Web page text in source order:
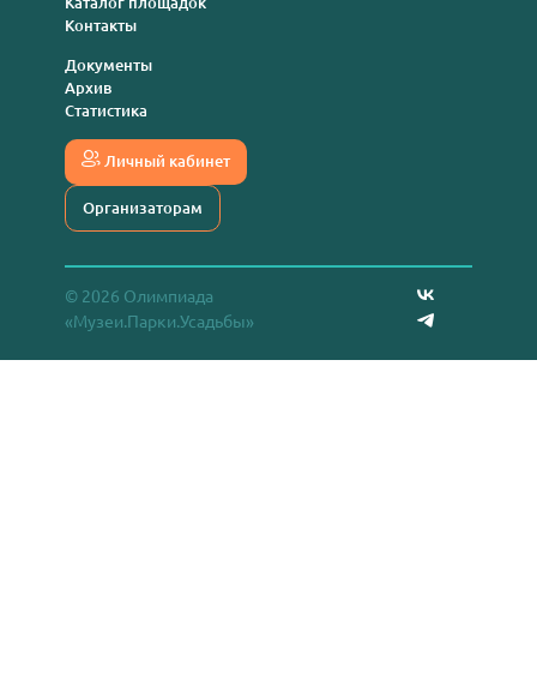
Контакты
Документы
Архив
Статистика
Личный кабинет
Организаторам
© 2026 Олимпиада
«Музеи.Парки.Усадьбы»